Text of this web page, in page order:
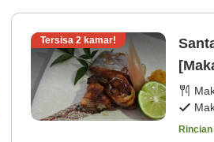
Tersisa 2 kamar!